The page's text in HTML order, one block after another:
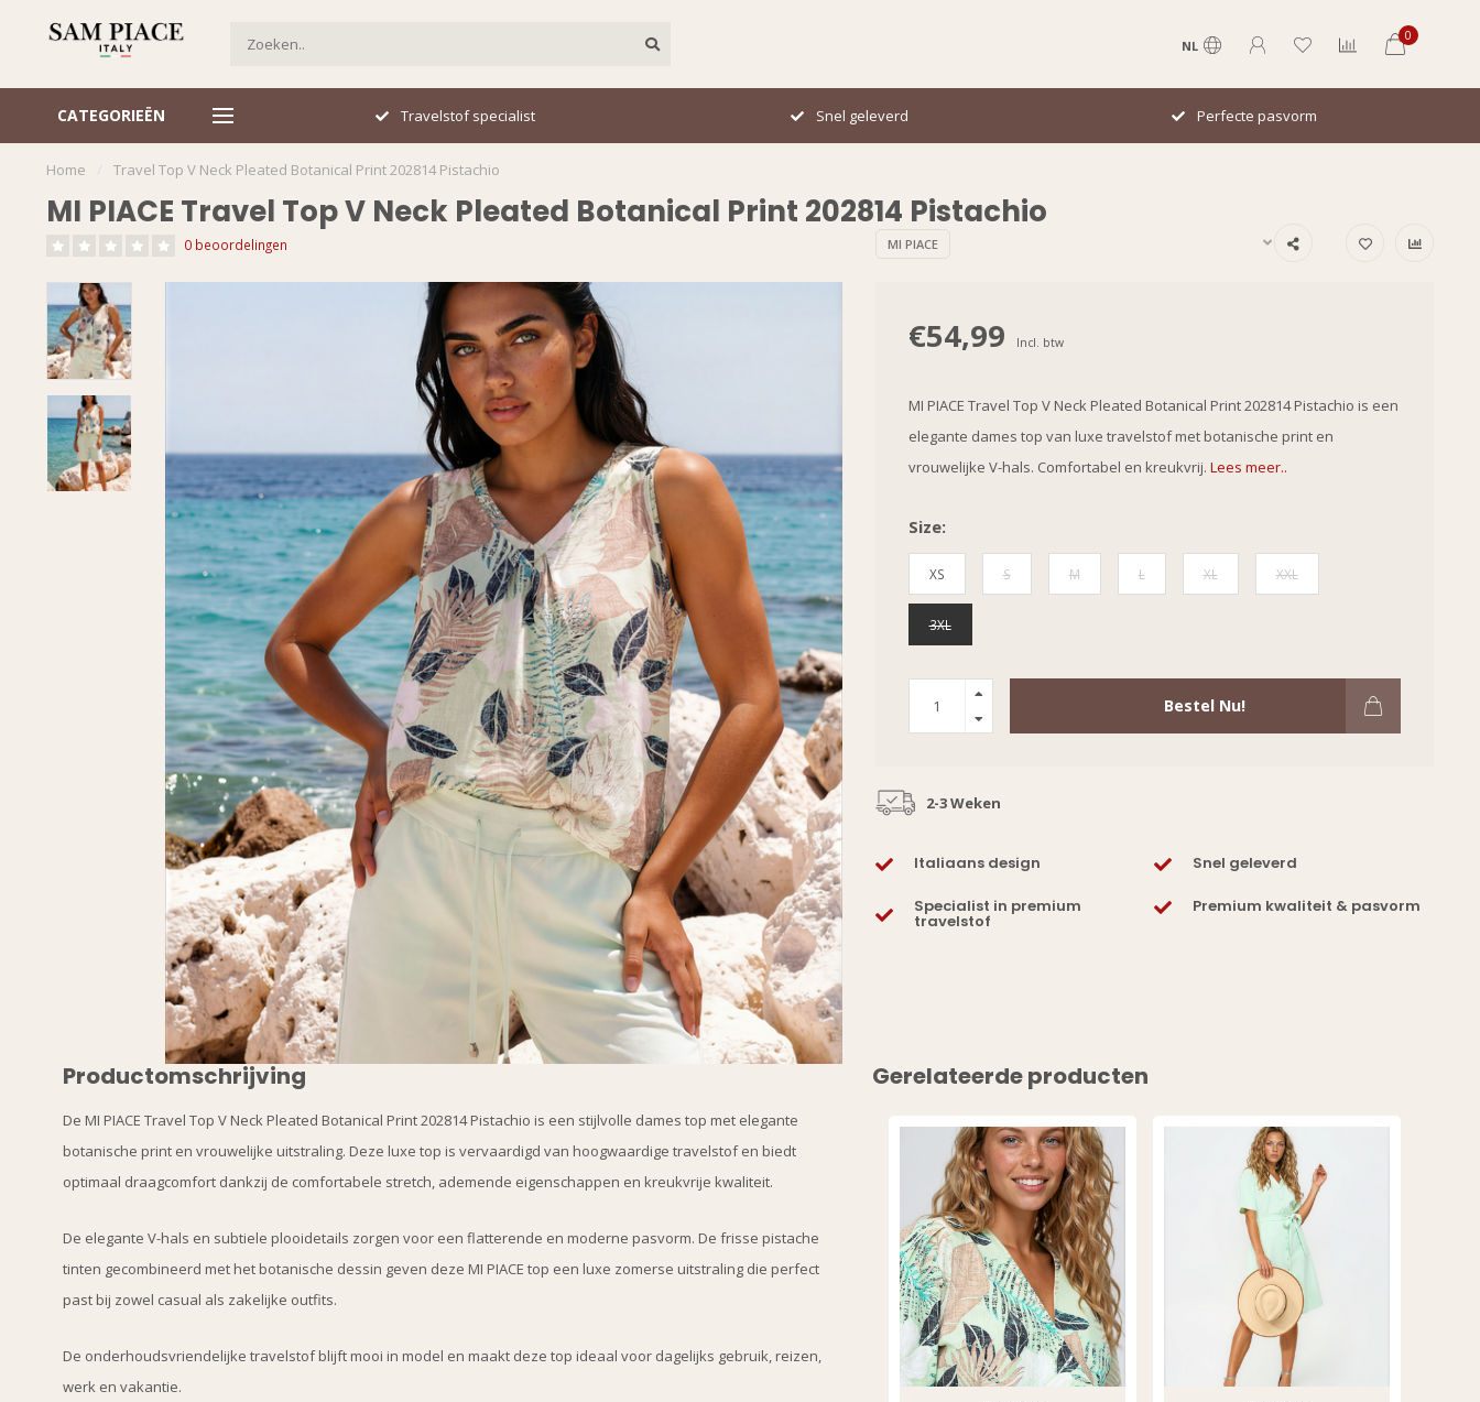
NL
0
CATEGORIEËN
Italiaans design Travelstof specialist Snel geleverd Perfecte pasvorm
Home Travel Top V Neck Pleated Botanical Print 202814 Pistachio
MI PIACE Travel Top V Neck Pleated Botanical Print 202814 Pistachio
0 beoordelingen MI PIACE
€54,99 Incl. btw
MI PIACE Travel Top V Neck Pleated Botanical Print 202814 Pistachio is een
elegante dames top van luxe travelstof met botanische print en
vrouwelijke V-hals. Comfortabel en kreukvrij. Lees meer..
Size:
XS S M L XL XXL
3XL
Bestel Nu!
2-3 Weken
Italiaans design Snel geleverd
Specialist in premium
travelstof
Premium kwaliteit & pasvorm
Productomschrijving
De MI PIACE Travel Top V Neck Pleated Botanical Print 202814 Pistachio is een stijlvolle dames top met elegante
botanische print en vrouwelijke uitstraling. Deze luxe top is vervaardigd van hoogwaardige travelstof en biedt
optimaal draagcomfort dankzij de comfortabele stretch, ademende eigenschappen en kreukvrije kwaliteit.
De elegante V-hals en subtiele plooidetails zorgen voor een flatterende en moderne pasvorm. De frisse pistache
tinten gecombineerd met het botanische dessin geven deze MI PIACE top een luxe zomerse uitstraling die perfect
past bij zowel casual als zakelijke outfits.
De onderhoudsvriendelijke travelstof blijft mooi in model en maakt deze top ideaal voor dagelijks gebruik, reizen,
werk en vakantie.
Gerelateerde producten